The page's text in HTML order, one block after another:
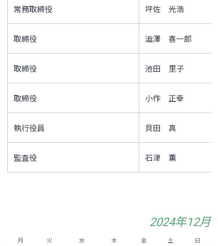
常務取締役 坪佐 光浩
取締役 澁澤 喜一郎
取締役 池田 里子
取締役 小作 正幸
執行役員 貝田 真
監査役 石津 薫
2024年12月
月 火 水 木 金 土 日